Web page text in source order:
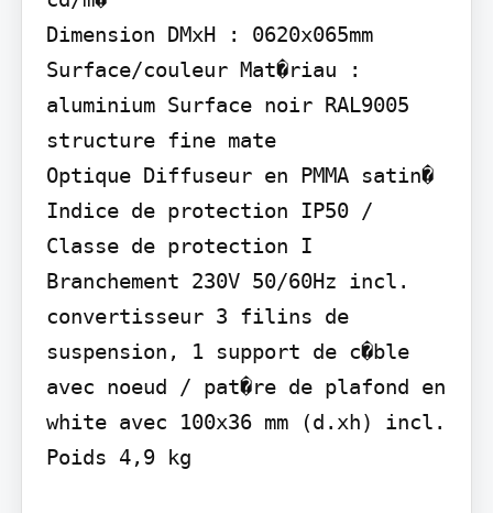
Dimension DMxH : 0620x065mm
Surface/couleur Mat�riau :
aluminium Surface noir RAL9005
structure fine mate
Optique Diffuseur en PMMA satin�
Indice de protection IP50 /
Classe de protection I
Branchement 230V 50/60Hz incl.
convertisseur 3 filins de
suspension, 1 support de c�ble
avec noeud / pat�re de plafond en
white avec 100x36 mm (d.xh) incl.
Poids 4,9 kg